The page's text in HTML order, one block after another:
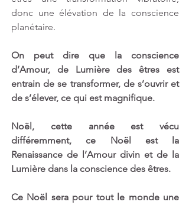
donc une élévation de la conscience
planétaire.
On peut dire que la conscience
d’Amour, de Lumière des êtres est
entrain de se transformer, de s’ouvrir et
de s’élever, ce qui est magnifique.
Noël, cette année est vécu
différemment, ce Noël est la
Renaissance de l’Amour divin et de la
Lumière dans la conscience des êtres.
Ce Noël sera pour tout le monde une